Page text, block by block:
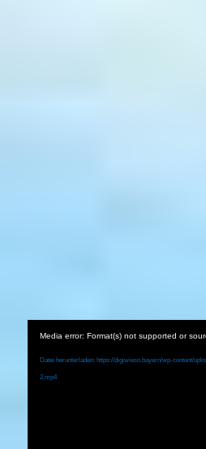
Media error: Format(s) not supported or
Datei herunterladen: https://digiwiesn.bayern/wp-content/
2.mp4